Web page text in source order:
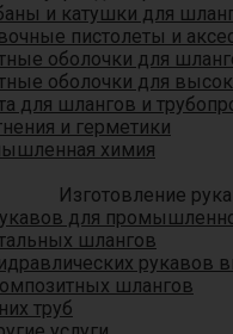
и катушки для
пистолеты и
оболочки для
оболочки для
для шлангов и
и герметики
химия
Изготовление
для
шлангов
рукавов
шлангов
труб